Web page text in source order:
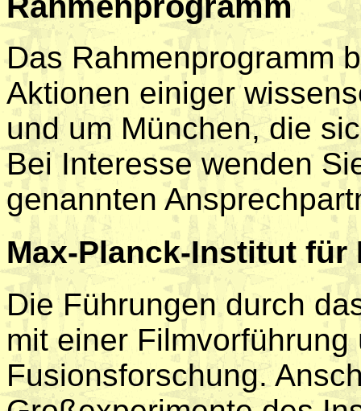
Das Rahmenprogramm
Aktionen einiger
und um München, die
Bei Interesse wenden
genannten
Max-Planck-Institut für
Die Führungen durch
mit einer
Fusionsforschung.